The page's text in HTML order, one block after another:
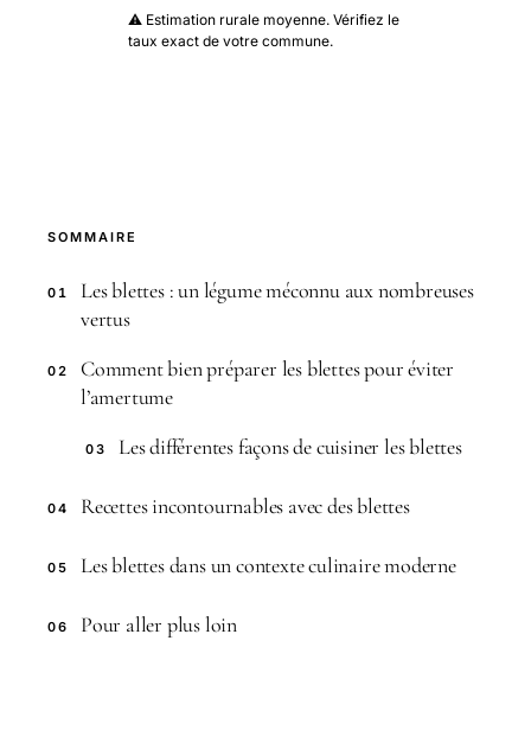
⚠️ Estimation rurale moyenne. Vérifiez le
taux exact de votre commune.
SOMMAIRE
01
Les blettes : un légume méconnu aux nombreuses
vertus
02
Comment bien préparer les blettes pour éviter
l’amertume
03 Les différentes façons de cuisiner les blettes
04 Recettes incontournables avec des blettes
05 Les blettes dans un contexte culinaire moderne
06 Pour aller plus loin